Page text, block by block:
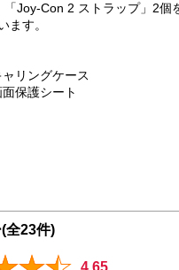
「Joy-Con 2 ストラップ」2個
ます。
リングケース
保護シート
全23件)